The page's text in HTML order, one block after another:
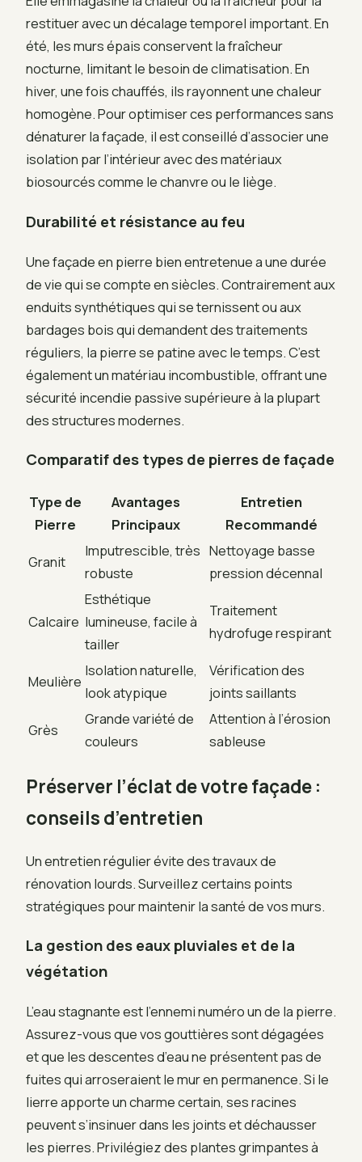
restituer avec un décalage temporel important. En
été, les murs épais conservent la fraîcheur
nocturne, limitant le besoin de climatisation. En
hiver, une fois chauffés, ils rayonnent une chaleur
homogène. Pour optimiser ces performances sans
dénaturer la façade, il est conseillé d’associer une
isolation par l’intérieur avec des matériaux
biosourcés comme le chanvre ou le liège.
Durabilité et résistance au feu
Une façade en pierre bien entretenue a une durée
de vie qui se compte en siècles. Contrairement aux
enduits synthétiques qui se ternissent ou aux
bardages bois qui demandent des traitements
réguliers, la pierre se patine avec le temps. C’est
également un matériau incombustible, offrant une
sécurité incendie passive supérieure à la plupart
des structures modernes.
Comparatif des types de pierres de façade
Type de
Pierre
Avantages
Principaux
Entretien
Recommandé
Granit
Imputrescible, très
robuste
Nettoyage basse
pression décennal
Calcaire
Esthétique
lumineuse, facile à
tailler
Traitement
hydrofuge respirant
Meulière
Isolation naturelle,
look atypique
Vérification des
joints saillants
Grès
Grande variété de
couleurs
Attention à l’érosion
sableuse
Préserver l’éclat de votre façade :
conseils d’entretien
Un entretien régulier évite des travaux de
rénovation lourds. Surveillez certains points
stratégiques pour maintenir la santé de vos murs.
La gestion des eaux pluviales et de la
végétation
L’eau stagnante est l’ennemi numéro un de la pierre.
Assurez-vous que vos gouttières sont dégagées
et que les descentes d’eau ne présentent pas de
fuites qui arroseraient le mur en permanence. Si le
lierre apporte un charme certain, ses racines
peuvent s’insinuer dans les joints et déchausser
les pierres. Privilégiez des plantes grimpantes à